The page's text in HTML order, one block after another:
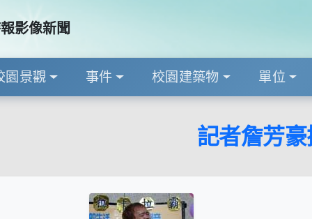
影像新聞
園景觀 事件 校園建築物 單位
記者詹芳